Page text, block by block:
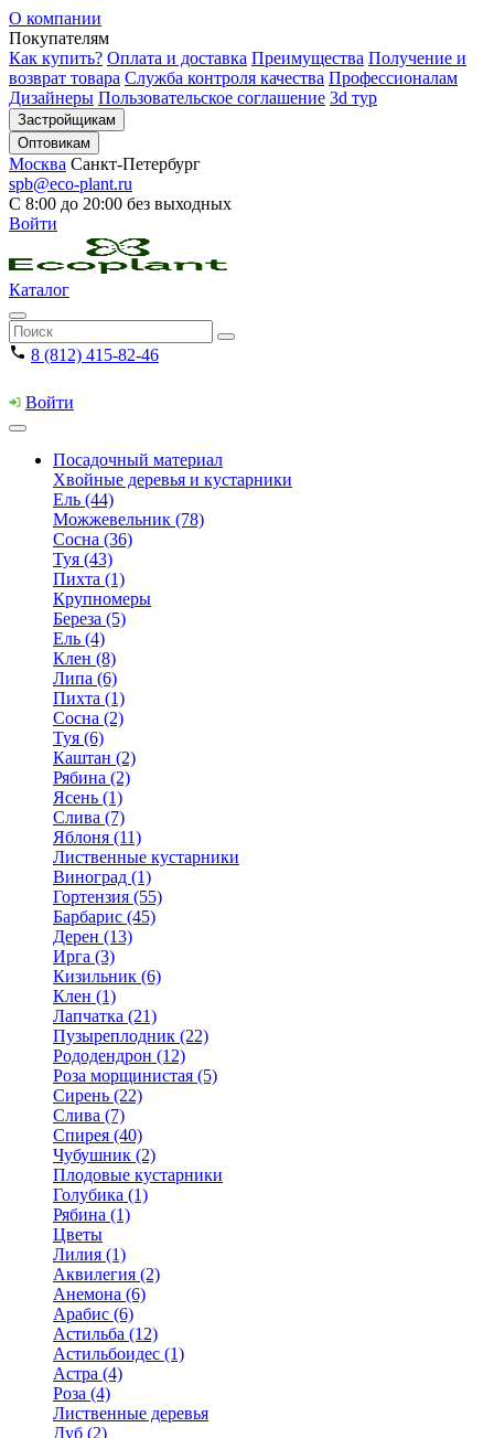
О компании
Покупателям
Как купить? Оплата и доставка Преимущества Получение и
возврат товара Служба контроля качества Профессионалам
Дизайнеры Пользовательское соглашение 3d тур
Застройщикам
Оптовикам
Москва Санкт-Петербург
spb@eco-plant.ru
С 8:00 до 20:00 без выходных
Войти
Каталог
8 (812) 415-82-46
Войти
Посадочный материал
Хвойные деревья и кустарники
Ель (44)
Можжевельник (78)
Сосна (36)
Туя (43)
Пихта (1)
Крупномеры
Береза (5)
Ель (4)
Клен (8)
Липа (6)
Пихта (1)
Сосна (2)
Туя (6)
Каштан (2)
Рябина (2)
Ясень (1)
Слива (7)
Яблоня (11)
Лиственные кустарники
Виноград (1)
Гортензия (55)
Барбарис (45)
Дерен (13)
Ирга (3)
Кизильник (6)
Клен (1)
Лапчатка (21)
Пузыреплодник (22)
Рододендрон (12)
Роза морщинистая (5)
Сирень (22)
Слива (7)
Спирея (40)
Чубушник (2)
Плодовые кустарники
Голубика (1)
Рябина (1)
Цветы
Лилия (1)
Аквилегия (2)
Анемона (6)
Арабис (6)
Астильба (12)
Астильбоидес (1)
Астра (4)
Роза (4)
Лиственные деревья
Дуб (2)